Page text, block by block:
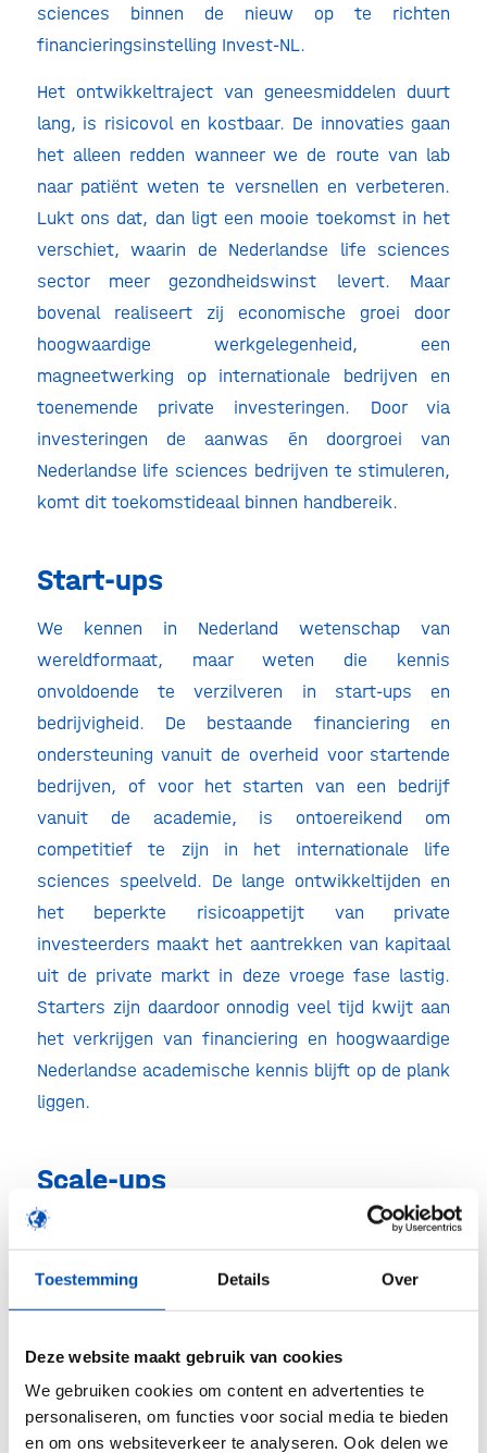
Toestemming Details Over
Deze website maakt gebruik van cookies
We gebruiken cookies om content en advertenties te
personaliseren, om functies voor social media te bieden
en om ons websiteverkeer te analyseren. Ook delen we
sciences binnen de nieuw op te richten
financieringsinstelling Invest-NL.
Het ontwikkeltraject van geneesmiddelen duurt
lang, is risicovol en kostbaar. De innovaties gaan
het alleen redden wanneer we de route van lab
naar patiënt weten te versnellen en verbeteren.
Lukt ons dat, dan ligt een mooie toekomst in het
verschiet, waarin de Nederlandse life sciences
sector meer gezondheidswinst levert. Maar
bovenal realiseert zij economische groei door
hoogwaardige werkgelegenheid, een
magneetwerking op internationale bedrijven en
toenemende private investeringen. Door via
investeringen de aanwas én doorgroei van
Nederlandse life sciences bedrijven te stimuleren,
komt dit toekomstideaal binnen handbereik.
Start-ups
We kennen in Nederland wetenschap van
wereldformaat, maar weten die kennis
onvoldoende te verzilveren in start-ups en
bedrijvigheid. De bestaande financiering en
ondersteuning vanuit de overheid voor startende
bedrijven, of voor het starten van een bedrijf
vanuit de academie, is ontoereikend om
competitief te zijn in het internationale life
sciences speelveld. De lange ontwikkeltijden en
het beperkte risicoappetijt van private
investeerders maakt het aantrekken van kapitaal
uit de private markt in deze vroege fase lastig.
Starters zijn daardoor onnodig veel tijd kwijt aan
het verkrijgen van financiering en hoogwaardige
Nederlandse academische kennis blijft op de plank
liggen.
Scale-ups
Na de preklinische proof of principle, is het zaak
juist in deze scale-up fase stranden bedrijven
vervolgfinanciering loopt vertraging op of mislukt,
waardoor de productontwikkeling lange tijd stil
staat of het bedrijf zelfs omvalt. Andere bedrijven
vertrekken naar het buitenland, omdat het daar